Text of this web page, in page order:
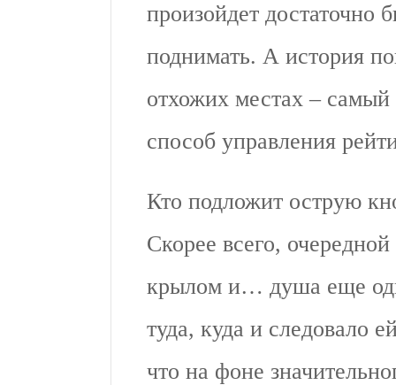
произойдет достаточно
поднимать. А история
отхожих местах –
способ управления
Кто подложит острую
Скорее всего,
крылом и… душа еще
туда, куда и следовало
что на фоне